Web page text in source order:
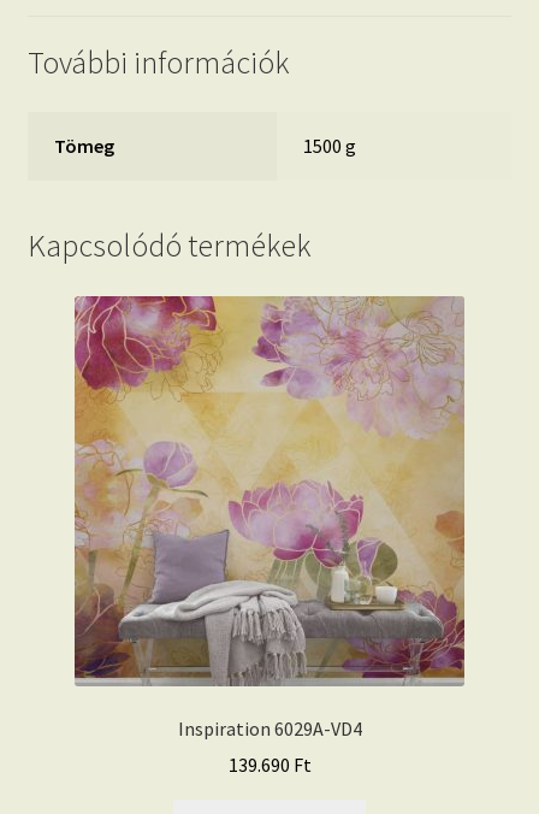
További információk
Tömeg 1500 g
Kapcsolódó termékek
Inspiration 6029A-VD4
139.690 Ft